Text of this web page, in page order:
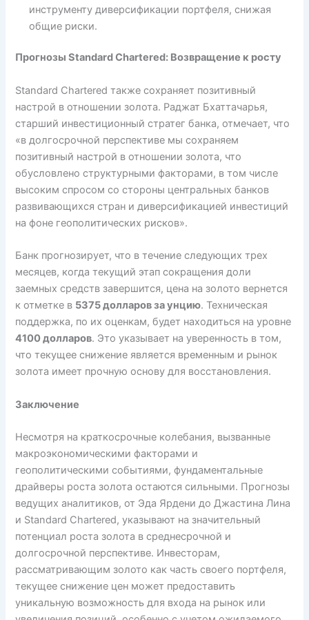
инструменту диверсификации портфеля, снижая
общие риски.
Прогнозы Standard Chartered: Возвращение к росту
Standard Chartered также сохраняет позитивный
настрой в отношении золота. Раджат Бхаттачарья,
старший инвестиционный стратег банка, отмечает, что
«в долгосрочной перспективе мы сохраняем
позитивный настрой в отношении золота, что
обусловлено структурными факторами, в том числе
высоким спросом со стороны центральных банков
развивающихся стран и диверсификацией инвестиций
на фоне геополитических рисков».
Банк прогнозирует, что в течение следующих трех
месяцев, когда текущий этап сокращения доли
заемных средств завершится, цена на золото вернется
к отметке в 5375 долларов за унцию. Техническая
поддержка, по их оценкам, будет находиться на уровне
4100 долларов. Это указывает на уверенность в том,
что текущее снижение является временным и рынок
золота имеет прочную основу для восстановления.
Заключение
Несмотря на краткосрочные колебания, вызванные
макроэкономическими факторами и
геополитическими событиями, фундаментальные
драйверы роста золота остаются сильными. Прогнозы
ведущих аналитиков, от Эда Ярдени до Джастина Лина
и Standard Chartered, указывают на значительный
потенциал роста золота в среднесрочной и
долгосрочной перспективе. Инвесторам,
рассматривающим золото как часть своего портфеля,
текущее снижение цен может предоставить
уникальную возможность для входа на рынок или